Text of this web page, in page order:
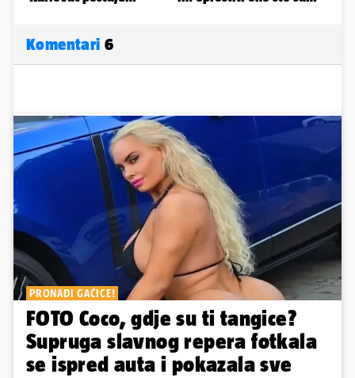
Komentari 6
PRONAĐI GAĆICE!
FOTO Coco, gdje su ti tangice?
Supruga slavnog repera fotkala
se ispred auta i pokazala sve